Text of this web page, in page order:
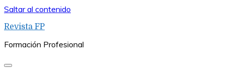
Saltar al contenido
Revista FP
Formación Profesional